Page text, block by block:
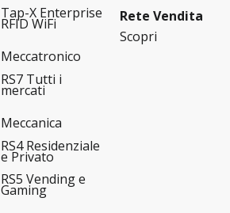
Tap-X Enterprise
RFID WiFi
Meccatronico
RS7 Tutti i
mercati
Meccanica
RS4 Residenziale
e Privato
RS5 Vending e
Gaming
Rete Vendita
Scopri